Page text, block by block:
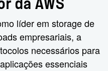
da AWS
líder em storage de
empresariais, a
necessários para
essenciais